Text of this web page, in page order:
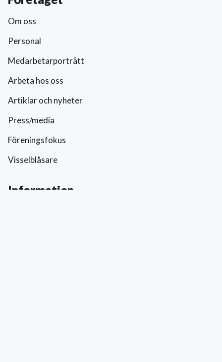
Om oss
Personal
Medarbetarporträtt
Arbeta hos oss
Artiklar och nyheter
Press/media
Föreningsfokus
Visselblåsare
Information